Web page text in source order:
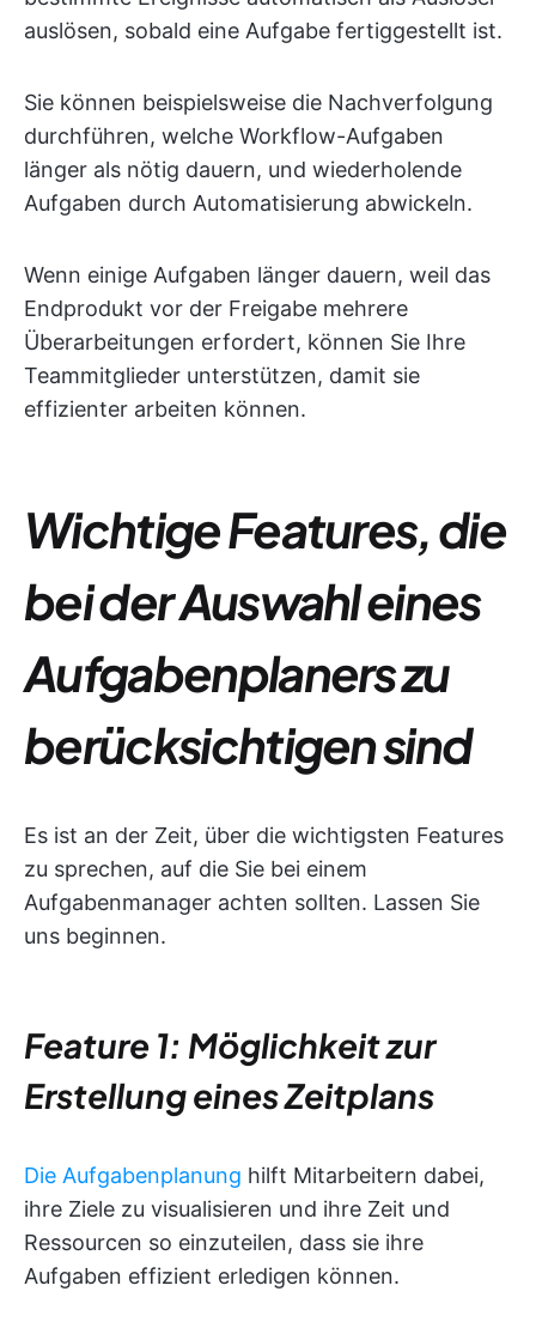
auslösen, sobald eine Aufgabe fertiggestellt ist.
Sie können beispielsweise die Nachverfolgung
durchführen, welche Workflow-Aufgaben
länger als nötig dauern, und wiederholende
Aufgaben durch Automatisierung abwickeln.
Wenn einige Aufgaben länger dauern, weil das
Endprodukt vor der Freigabe mehrere
Überarbeitungen erfordert, können Sie Ihre
Teammitglieder unterstützen, damit sie
effizienter arbeiten können.
Wichtige Features, die
bei der Auswahl eines
Aufgabenplaners zu
berücksichtigen sind
Es ist an der Zeit, über die wichtigsten Features
zu sprechen, auf die Sie bei einem
Aufgabenmanager achten sollten. Lassen Sie
uns beginnen.
Feature 1: Möglichkeit zur
Erstellung eines Zeitplans
Die Aufgabenplanung hilft Mitarbeitern dabei,
ihre Ziele zu visualisieren und ihre Zeit und
Ressourcen so einzuteilen, dass sie ihre
Aufgaben effizient erledigen können.